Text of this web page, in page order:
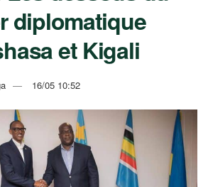
diplomatique
et Kigali
16/05 10:52